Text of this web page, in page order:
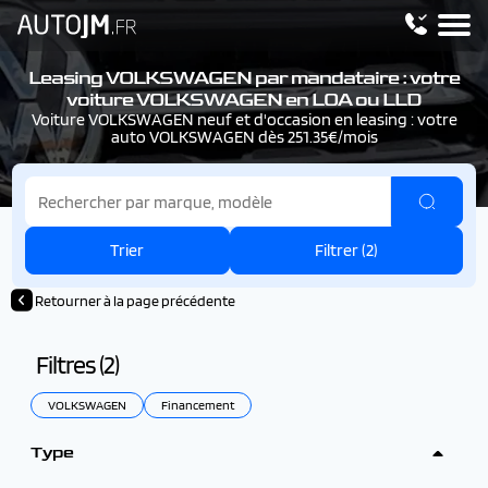
Leasing VOLKSWAGEN par mandataire : votre
voiture VOLKSWAGEN en LOA ou LLD
Voiture VOLKSWAGEN neuf et d'occasion en leasing : votre
auto VOLKSWAGEN dès 251.35€/mois
Trier Filtrer (2)
Retourner à la page précédente
Filtres (2)
VOLKSWAGEN Financement
Type